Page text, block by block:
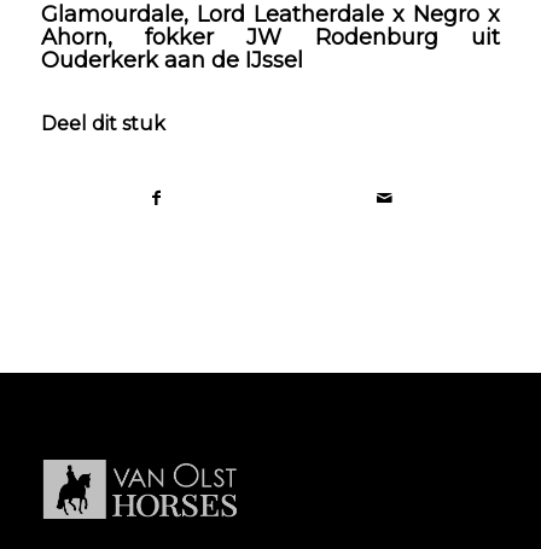
Glamourdale, Lord Leatherdale x Negro x
Ahorn, fokker JW Rodenburg uit
Ouderkerk aan de IJssel
Deel dit stuk